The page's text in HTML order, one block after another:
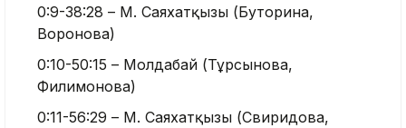
0:9-38:28 – М. Саяхатқызы (Буторина,
Воронова)
0:10-50:15 – Молдабай (Тұрсынова,
Филимонова)
0:11-56:29 – М. Саяхатқызы (Свиридова,